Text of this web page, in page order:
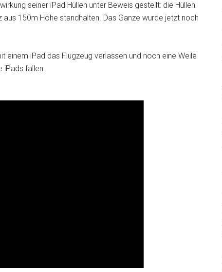
seiner iPad Hüllen unter Beweis gestellt: die Hüllen
150m Höhe standhalten. Das Ganze wurde jetzt noch
einem iPad das Flugzeug verlassen und noch eine Weile
iPads fallen.